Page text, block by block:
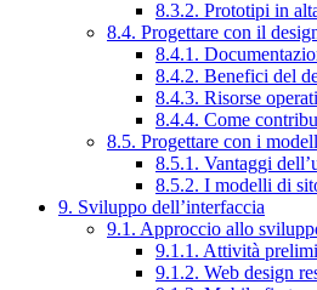
8.3.2. Prototipi in
8.4. Progettare con il
8.4.1.
8.4.2. Benefici del
8.4.3. Risorse
8.4.4. Come
8.5. Progettare con i
8.5.1. Vantaggi
8.5.2. I modelli di
9. Sviluppo dell’interfaccia
9.1. Approccio allo
9.1.1. Attività
9.1.2. Web design